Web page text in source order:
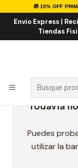
🎁 10% OFF
Envio Express |
Tiendas
Inicio
Todavía
Puedes
utilizar la